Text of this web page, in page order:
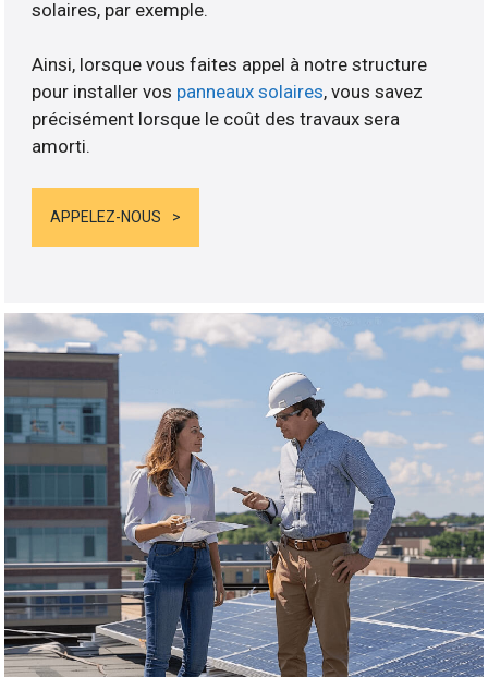
solaires, par exemple.
Ainsi, lorsque vous faites appel à notre structure
pour installer vos panneaux solaires, vous savez
précisément lorsque le coût des travaux sera
amorti.
APPELEZ-NOUS